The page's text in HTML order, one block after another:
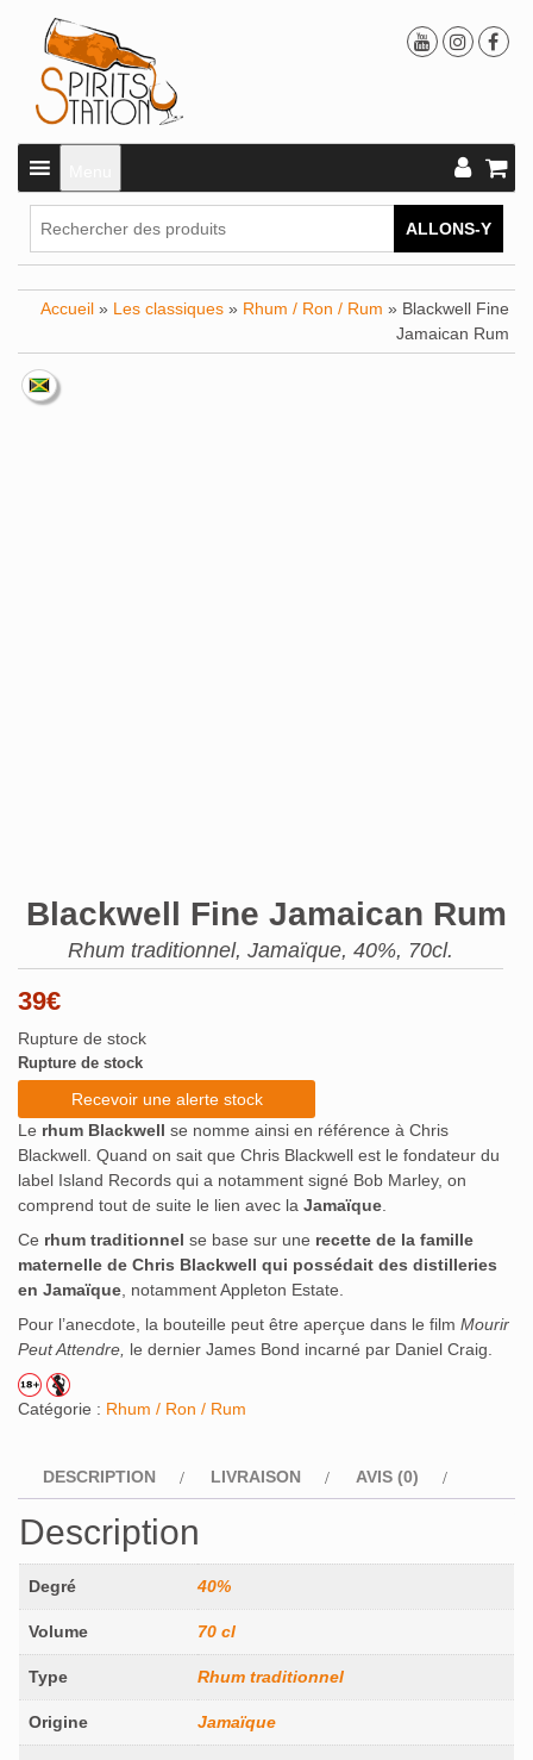
ALLONS-Y
Accueil » Les classiques » Rhum / Ron / Rum » Blackwell Fine
Jamaican Rum
Blackwell Fine Jamaican Rum
Rhum traditionnel, Jamaïque, 40%, 70cl.
39€
Rupture de stock
Rupture de stock
Recevoir une alerte stock
Le rhum Blackwell se nomme ainsi en référence à Chris
Blackwell. Quand on sait que Chris Blackwell est le fondateur du
label Island Records qui a notamment signé Bob Marley, on
comprend tout de suite le lien avec la Jamaïque
Ce rhum traditionnel se base sur une recette de la famille
maternelle de Chris Blackwell qui possédait des distilleries
en Jamaïque , notamment Appleton Estate.
Pour l’anecdote, la bouteille peut être aperçue dans le film Mourir
Peut Attendre, le dernier James Bond incarné par Daniel Craig.
Catégorie : Rhum / Ron / Rum
DESCRIPTION LIVRAISON AVIS (0)
Description
Degré 40%
Volume 70 cl
Type Rhum traditionnel
Origine Jamaïque